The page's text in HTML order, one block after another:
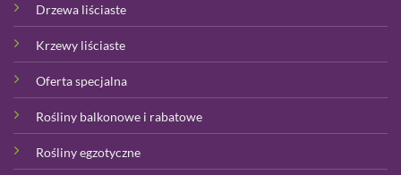
Drzewa liściaste
Krzewy liściaste
Oferta specjalna
Rośliny balkonowe i rabatowe
Rośliny egzotyczne